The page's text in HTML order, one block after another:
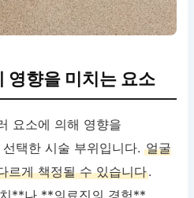
영향을 미치는 요소
요소에 의해 영향을
택한 시술 부위입니다.얼굴
르게 책정될 수 있습니다.
**나 **의료진의 경험**,